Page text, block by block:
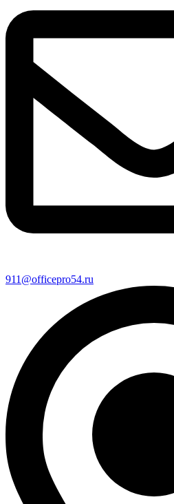
911@officepro54.ru